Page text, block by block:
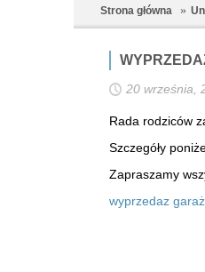
Strona główna
20 września,
Rada rodziców
Szczegóły
Zapraszamy
wyprzedaz